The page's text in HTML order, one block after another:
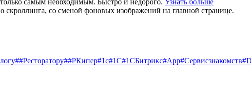
самым необходимым. Быстро и недорого. Узнать больше
со сменой фоновых изображений на главной странице.
##Ресторатору##РКипер#1c#1С#1СБитрикс#App#Cервисзнакомств